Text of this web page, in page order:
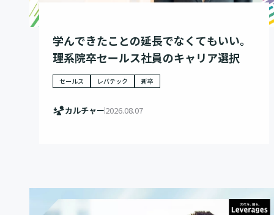
学んできたことの延長でなくてもいい。
理系院卒セールス社員のキャリア選択
セールス レバテック 新卒
カルチャー2026.08.07